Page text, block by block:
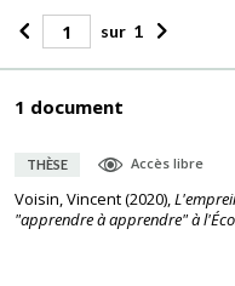
sur 1
1 document
THÈSE Accès libre
Voisin, Vincent(2020),
"apprendre à apprendre" à